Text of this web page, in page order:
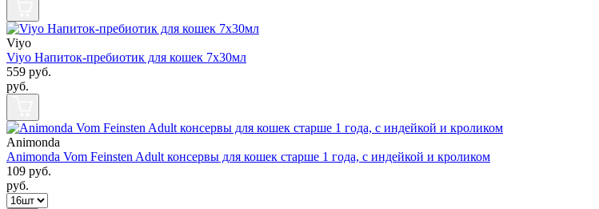
Viyo
Viyo Напиток-пребиотик для кошек 7х30мл
559 руб.
руб.
Animonda
Animonda Vom Feinsten Adult консервы для кошек старше 1 года, с индейкой и кроликом
109 руб.
руб.